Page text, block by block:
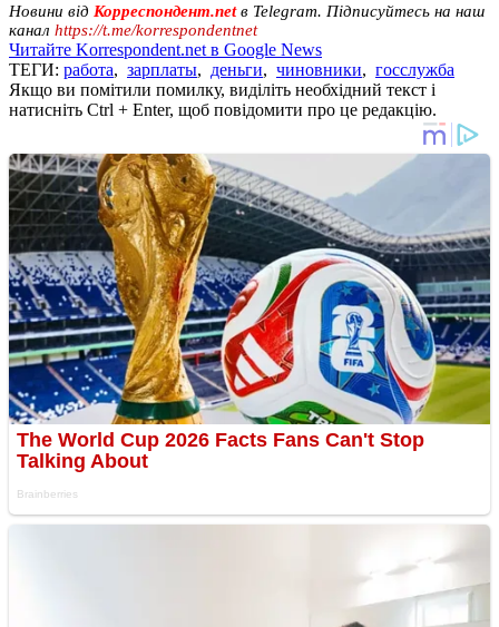
Новини від Корреспондент.netв Telegram. Підписуйтесь на наш
канал https://t.me/korrespondentnet
Читайте Korrespondent.net в Google News
ТЕГИ: работа, зарплаты, деньги, чиновники, госслужба
Якщо ви помітили помилку, виділіть необхідний текст і
натисніть Ctrl + Enter, щоб повідомити про це редакцію.